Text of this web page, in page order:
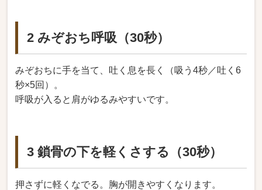
2 みぞおち呼吸（30秒）
みぞおちに手を当て、吐く息を長く（吸う4秒／吐く6
秒×5回）。
呼吸が入ると肩がゆるみやすいです。
3 鎖骨の下を軽くさする（30秒）
押さずに軽くなでる。胸が開きやすくなります。